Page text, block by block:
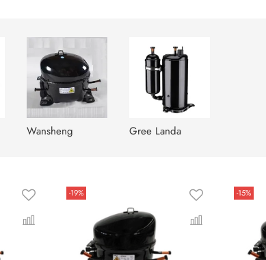
Wansheng Gree Landa
-19% -15%